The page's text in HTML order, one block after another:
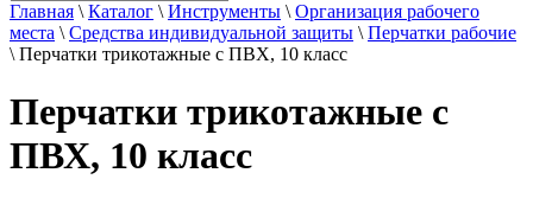
Главная \ Каталог \ Инструменты \ Организация рабочего
места \ Средства индивидуальной защиты \ Перчатки рабочие
\ Перчатки трикотажные с ПВХ, 10 класс
Перчатки трикотажные с
ПВХ, 10 класс